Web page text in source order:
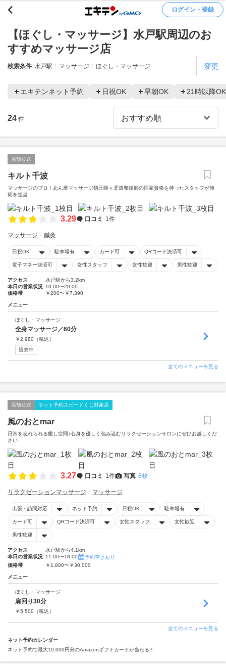
ログイン・登録
【ほぐし・マッサージ】水戸駅周辺のお
すすめマッサージ店
検索条件 水戸駅 マッサージ ほぐし・マッサージ 変更
エキテンネット予約 日祝OK 早朝OK 21時以降OK
24 件
店舗公式
キルト千波
マッサージのプロ！あん摩マッサージ指圧師＋柔道整復師の国家資格を持ったスタッフが施
術を担当
3.29 口コミ 1件
マッサージ 鍼灸
日祝OK 駐車場有 カード可 QRコード決済可
電子マネー決済可 女性スタッフ 女性歓迎 男性歓迎
アクセス
水戸駅から3.2km
本日の営業状況 10:00〜20:00
価格帯
￥200〜￥7,390
メニュー
ほぐし・マッサージ
全身マッサージ／60分
￥2,980 （税込）
販売中
全てのメニューを見る
店舗公式 ネット予約スピードくじ対象店
風のおとmar
日常を忘れられる癒し空間♪心身を優しく包み込むリラクゼーションサロンにぜひお越しくだ
さい
3.27 口コミ 1件 写真 8枚
リラクゼーションマッサージ マッサージ
出張・訪問対応 ネット予約 日祝OK 駐車場有
カード可 QRコード決済可 女性スタッフ 女性歓迎
男性歓迎
アクセス
水戸駅から4.1km
本日の営業状況 11:00〜18:00
予約空きあり
価格帯
￥1,800〜￥30,000
メニュー
ほぐし・マッサージ
肩回り30分
￥5,500 （税込）
全てのメニューを見る
ネット予約カレンダー
ネット予約で最大10,000円分のAmazonギフトカードが当たる！